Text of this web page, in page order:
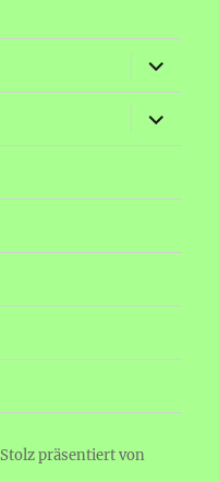
öffnen
öffnen
Stolz präsentiert von